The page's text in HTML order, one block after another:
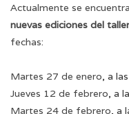
Actualmente se
nuevas ediciones del taller
fechas:
Martes 27 de enero, a
Jueves 12 de febrero, a
Martes 24 de febrero, a